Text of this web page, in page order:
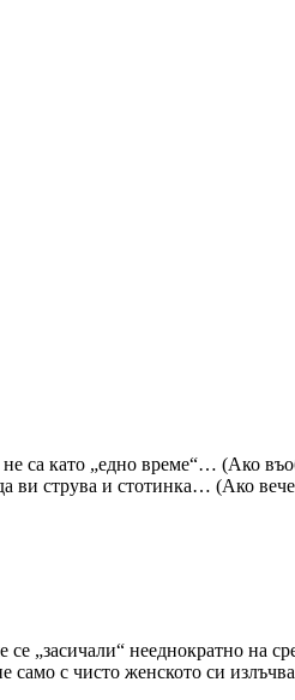
са като „едно време“… (Ако
ви струва и стотинка… (Ако
„засичали“ нееднократно на
с чисто женското си